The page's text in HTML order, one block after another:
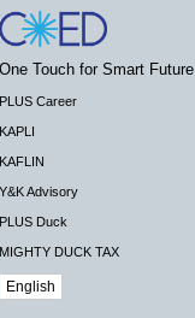
One Touch for Smart Future
PLUS Career
KAPLI
KAFLIN
Y&K Advisory
PLUS Duck
MIGHTY DUCK TAX
English